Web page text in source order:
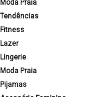
Moda Praia
Tendências
Fitness
Lazer
Lingerie
Moda Praia
Pijamas